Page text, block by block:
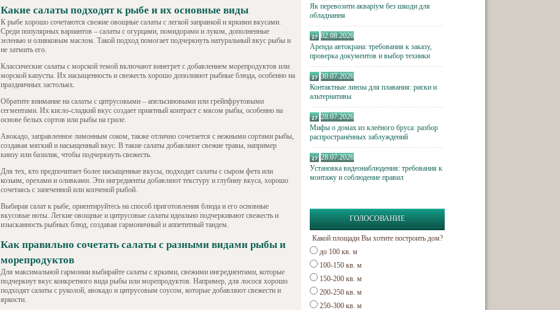
Як перевозити акваріум без шкоди для
обладнання
02.08.2026
Аренда автокрана: требования к заказу,
проверка документов и выбор техники
30.07.2026
Контактные линзы для плавания: риски и
альтернативы
28.07.2026
Мифы о домах из клеёного бруса: разбор
распространённых заблуждений
28.07.2026
Установка видеонаблюдения: требования к
монтажу и соблюдение правил
ГОЛОСОВАНИЕ
Какой площади Вы хотите построить дом?
до 100 кв. м
100-150 кв. м
150-200 кв. м
200-250 кв. м
250-300 кв. м
Какие салаты подходят к рыбе и их основные виды
К рыбе хорошо сочетаются свежие овощные салаты с легкой заправкой и яркими вкусами.
Среди популярных вариантов – салаты с огурцами, помидорами и луком, дополненные
зеленью и оливковым маслом. Такой подход помогает подчеркнуть натуральный вкус рыбы и
не затмить его.
Классические салаты с морской темой включают винегрет с добавлением морепродуктов или
морской капусты. Их насыщенность и свежесть хорошо дополняют рыбные блюда, особенно на
праздничных застольях.
Обратите внимание на салаты с цитрусовыми – апельсиновыми или грейпфрутовыми
сегментами. Их кисло-сладкий вкус создает приятный контраст с мясом рыбы, особенно на
основе белых сортов или рыбы на гриле.
Авокадо, заправленное лимонным соком, также отлично сочетается с нежными сортами рыбы,
создавая мягкий и насыщенный вкус. В такие салаты добавляют свежие травы, например
кинзу или базилик, чтобы подчеркнуть свежесть.
Для тех, кто предпочитает более насыщенные вкусы, подходят салаты с сыром фета или
козьим, орехами и оливками. Эти ингредиенты добавляют текстуру и глубину вкуса, хорошо
сочетаясь с запеченной или копченой рыбой.
Выбирая салат к рыбе, ориентируйтесь на способ приготовления блюда и его основные
вкусовые ноты. Легкие овощные и цитрусовые салаты идеально подчеркивают свежесть и
изысканность рыбных блюд, создавая гармоничный и аппетитный тандем.
Как правильно сочетать салаты с разными видами рыбы и
морепродуктов
Для максимальной гармонии выбирайте салаты с яркими, свежими ингредиентами, которые
подчеркнут вкус конкретного вида рыбы или морепродуктов. Например, для лосося хорошо
подходят салаты с руколой, авокадо и цитрусовым соусом, которые добавляют свежести и
яркости.